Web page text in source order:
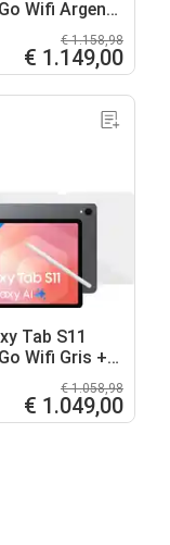
Wifi Argent
€ 1.158,98
€ 1.149,00
Tab S11
Wifi Gris +
€ 1.058,98
€ 1.049,00